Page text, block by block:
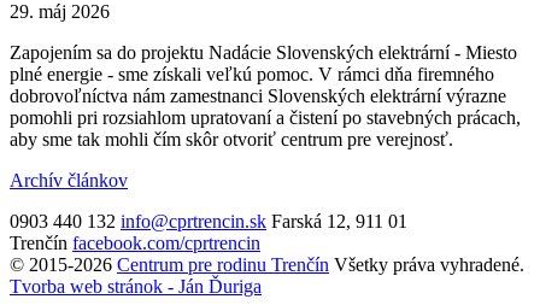
29. máj 2026
Zapojením sa do projektu Nadácie Slovenských elektrární - Miesto
plné energie - sme získali veľkú pomoc. V rámci dňa firemného
dobrovoľníctva nám zamestnanci Slovenských elektrární výrazne
pomohli pri rozsiahlom upratovaní a čistení po stavebných prácach,
aby sme tak mohli čím skôr otvoriť centrum pre verejnosť.
Archív článkov
0903 440 132 info@cprtrencin.sk Farská 12, 911 01
Trenčín facebook.com/cprtrencin
© 2015-2026 Centrum pre rodinu Trenčín Všetky práva vyhradené.
Tvorba web stránok - Ján Ďuriga